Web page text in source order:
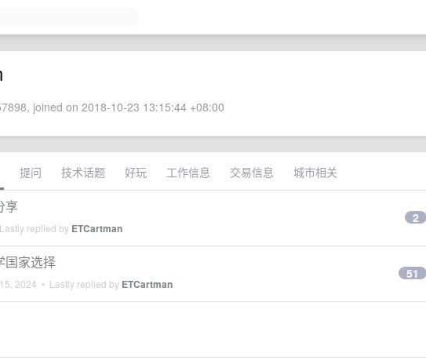
joined on 2018-10-23 13:15:44 +08:00
提问 技术话题 好玩 工作信息 交易信息 城市相关
享
replied by ETCartman
2
国家选择
2024 • Lastly replied by ETCartman
51